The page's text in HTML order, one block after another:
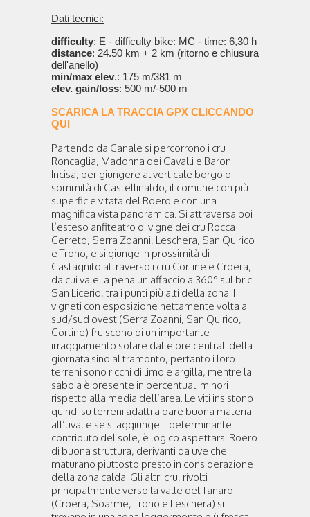
Dati tecnici:
difficulty: E - difficulty bike: MC - time: 6,30 h
distance: 24.50 km + 2 km (ritorno e chiusura
dell'anello)
min/max elev.: 175 m/381 m
elev. gain/loss: 500 m/-500 m
SCARICA LA TRACCIA GPX CLICCANDO
QUI
Partendo da Canale si percorrono i cru
Roncaglia, Madonna dei Cavalli e Baroni
Incisa, per giungere al verticale borgo di
sommità di Castellinaldo, il comune con più
superficie vitata del Roero e con una
magnifica vista panoramica. Si attraversa poi
l’esteso anfiteatro di vigne dei cru Rocca
Cerreto, Serra Zoanni, Leschera, San Quirico
e Trono, e si giunge in prossimità di
Castagnito attraverso i cru Cortine e Croera,
da cui vale la pena un affaccio a 360° sul bric
San Licerio, tra i punti più alti della zona. I
vigneti con esposizione nettamente volta a
sud/sud ovest (Serra Zoanni, San Quirico,
Cortine) fruiscono di un importante
irraggiamento solare dalle ore centrali della
giornata sino al tramonto, pertanto i loro
terreni sono ricchi di limo e argilla, mentre la
sabbia è presente in percentuali minori
rispetto alla media dell’area. Le viti insistono
quindi su terreni adatti a dare buona materia
all’uva, e se si aggiunge il determinante
contributo del sole, è logico aspettarsi Roero
di buona struttura, derivanti da uve che
maturano piuttosto presto in considerazione
della zona calda. Gli altri cru, rivolti
principalmente verso la valle del Tanaro
(Croera, Soarme, Trono e Leschera) si